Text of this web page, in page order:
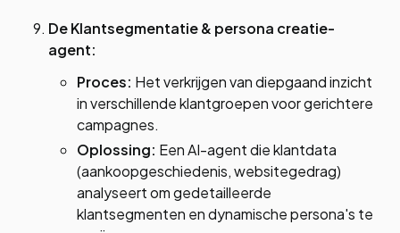
De Klantsegmentatie & persona creatie-
agent:
Proces: Het verkrijgen van diepgaand inzicht
in verschillende klantgroepen voor gerichtere
campagnes.
Oplossing: Een AI-agent die klantdata
(aankoopgeschiedenis, websitegedrag)
analyseert om gedetailleerde
klantsegmenten en dynamische persona's te